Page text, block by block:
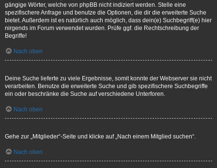
gängige Wörter, welche von phpBB nicht indiziert werden. Stelle eine
spezifischere Anfrage und benutze die Optionen, die dir die erweiterte Suche
bietet. Außerdem ist es natürlich auch möglich, dass dein(e) Suchbegriff(e) hier
nirgends im Forum verwendet wurden. Prüfe ggf. die Rechtschreibung der
Begriffe!
Nach oben
Deine Suche lieferte zu viele Ergebnisse, somit konnte der Webserver sie nicht
verarbeiten. Benutze die erweiterte Suche und gib spezifischere Suchbegriffe
ein oder beschränke die Suche auf verschiedene Unterforen.
Nach oben
Gehe zur „Mitglieder“-Seite und klicke auf „Nach einem Mitglied suchen“.
Nach oben